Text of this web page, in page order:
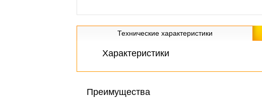
Технические характеристики
Характеристики
Преимущества